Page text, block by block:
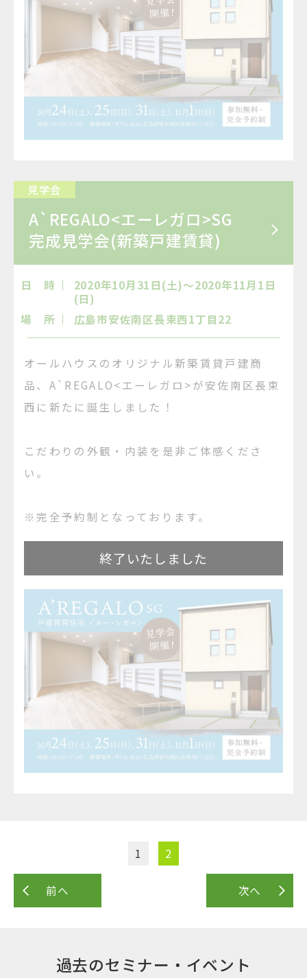
見学会
A`REGALO<エーレガロ>SG
完成見学会(新築戸建賃貸)
日 時
2020年10月31日(土)～2020年11月1日
(日)
場 所
広島市安佐南区長束西1丁目22
オールハウスのオリジナル新築賃貸戸建商
品、A`REGALO<エーレガロ>が安佐南区長束
西に新たに誕生しました！
こだわりの外観・内装を是非ご体感くださ
い。
※完全予約制となっております。
終了いたしました
前へ
1 2
次へ
過去のセミナー・イベント